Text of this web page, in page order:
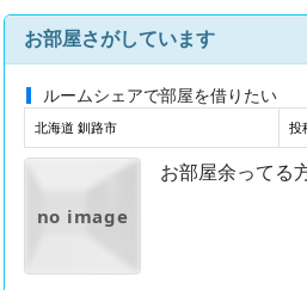
お部屋さがしています
ルームシェアで部屋を借りたい
北海道 釧路市 投
no image
お部屋余ってる